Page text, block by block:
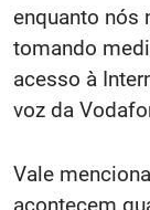
enquanto nós
tomando
acesso à
voz da
Vale